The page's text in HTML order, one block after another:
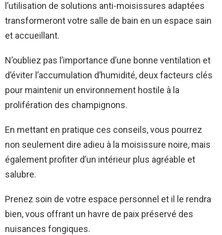
l’utilisation de solutions anti-moisissures adaptées
transformeront votre salle de bain en un espace sain
et accueillant.
N’oubliez pas l’importance d’une bonne ventilation et
d’éviter l’accumulation d’humidité, deux facteurs clés
pour maintenir un environnement hostile à la
prolifération des champignons.
En mettant en pratique ces conseils, vous pourrez
non seulement dire adieu à la moisissure noire, mais
également profiter d’un intérieur plus agréable et
salubre.
Prenez soin de votre espace personnel et il le rendra
bien, vous offrant un havre de paix préservé des
nuisances fongiques.